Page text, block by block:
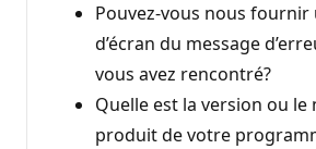
Pouvez-vous nous
d’écran du message
vous avez rencontré?
Quelle est la version ou le
produit de votre